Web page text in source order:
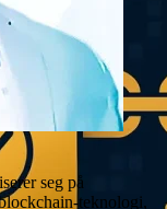
seg på
teknologi,